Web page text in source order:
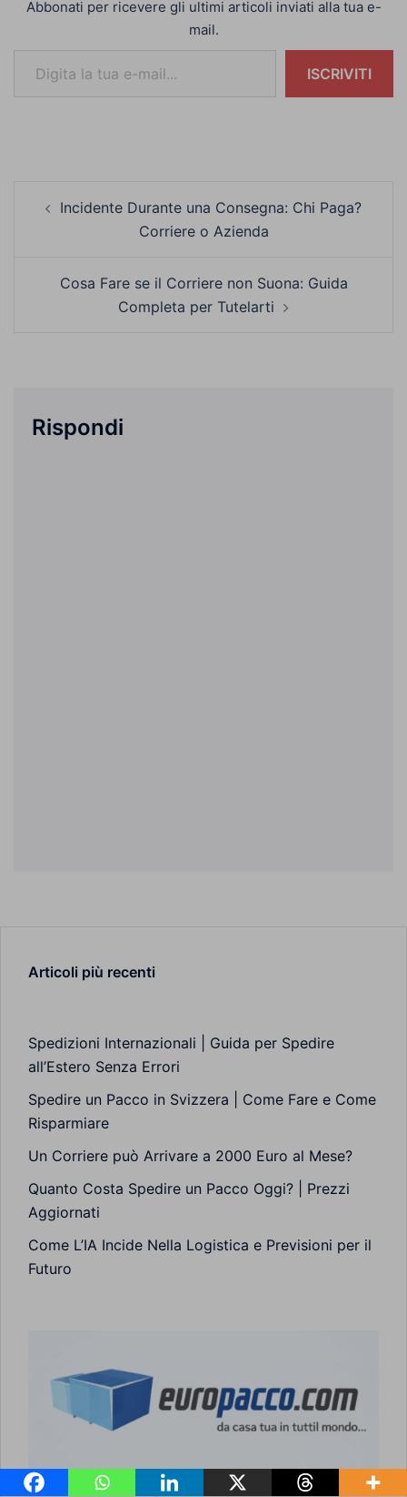
Abbonati per ricevere gli ultimi articoli inviati alla tua e-
mail.
Digita la tua e-mail...
ISCRIVITI
articoloIncidente Durante una Consegna: Chi Paga?
Corriere o Azienda
Cosa Fare se il Corriere non Suona: Guida
Completa per Tutelarti
Rispondi
Articoli più recenti
Spedizioni Internazionali | Guida per Spedire
all’Estero Senza Errori
Spedire un Pacco in Svizzera | Come Fare e Come
Risparmiare
Un Corriere può Arrivare a 2000 Euro al Mese?
Quanto Costa Spedire un Pacco Oggi? | Prezzi
Aggiornati
Come L’IA Incide Nella Logistica e Previsioni per il
Futuro